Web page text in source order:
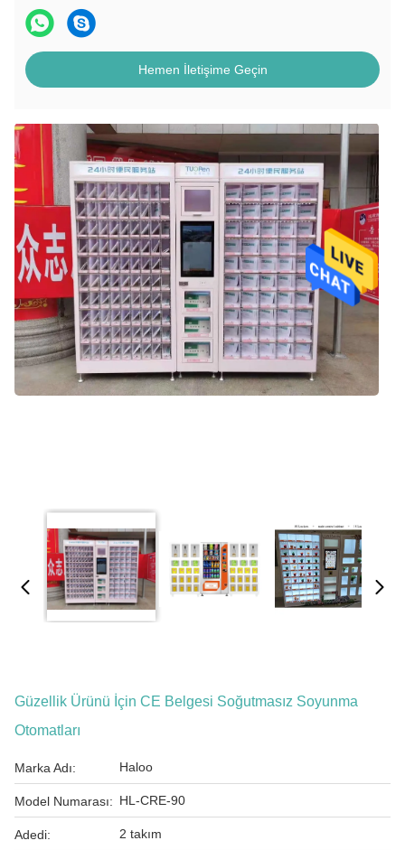
Hemen İletişime Geçin
Güzellik Ürünü İçin CE Belgesi Soğutmasız Soyunma
Otomatları
Marka Adı: Haloo
Model Numarası: HL-CRE-90
Adedi: 2 takım